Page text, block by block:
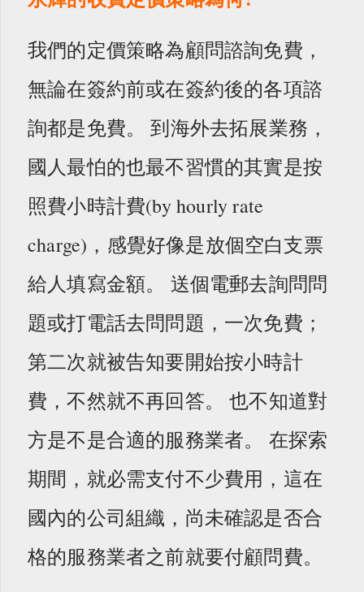
我們的定價策略為顧問諮詢免費，
無論在簽約前或在簽約後的各項諮
詢都是免費。 到海外去拓展業務，
國人最怕的也最不習慣的其實是按
照費小時計費(by hourly rate
charge)，感覺好像是放個空白支票
給人填寫金額。 送個電郵去詢問問
題或打電話去問問題，一次免費；
第二次就被告知要開始按小時計
費，不然就不再回答。 也不知道對
方是不是合適的服務業者。 在探索
期間，就必需支付不少費用，這在
國內的公司組織，尚未確認是否合
格的服務業者之前就要付顧問費。